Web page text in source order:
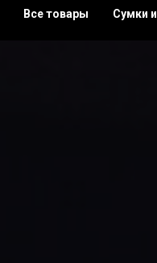
Все товары Сумки